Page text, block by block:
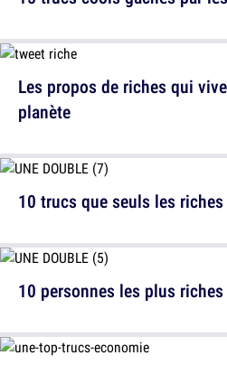
10 trucs que seuls les
Les propos de riches qui
planète
10 personnes les plus